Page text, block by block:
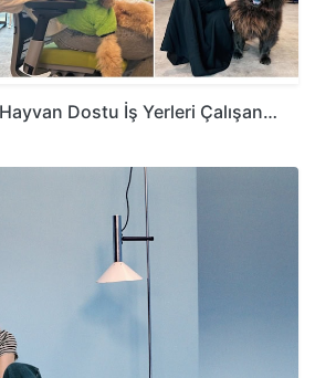
Dostu İş Yerleri Çalışan…